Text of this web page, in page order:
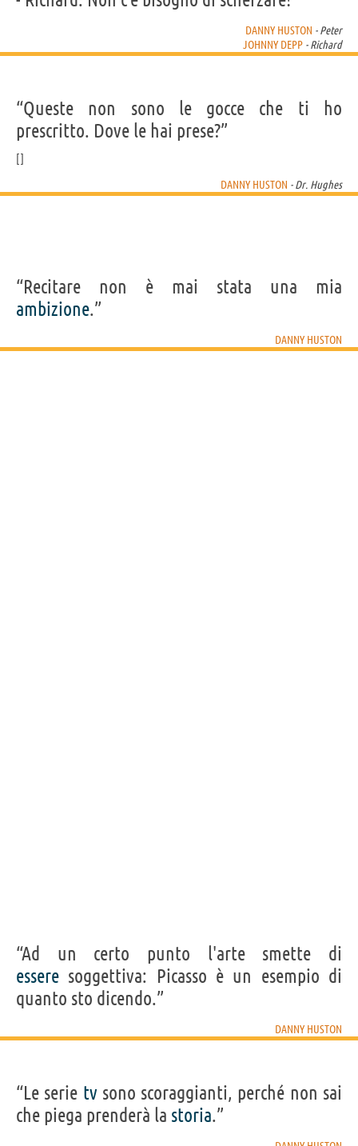
DANNY HUSTON - Peter
JOHNNY DEPP - Richard
“Queste non sono le gocce che ti ho
prescritto. Dove le hai prese?”
DANNY HUSTON - Dr. Hughes
“Recitare non è mai stata una mia
ambizione.”
DANNY HUSTON
“Ad un certo punto l'arte smette di
essere soggettiva: Picasso è un esempio di
quanto sto dicendo.”
DANNY HUSTON
“Le serie tv sono scoraggianti, perché non sai
che piega prenderà la storia.”